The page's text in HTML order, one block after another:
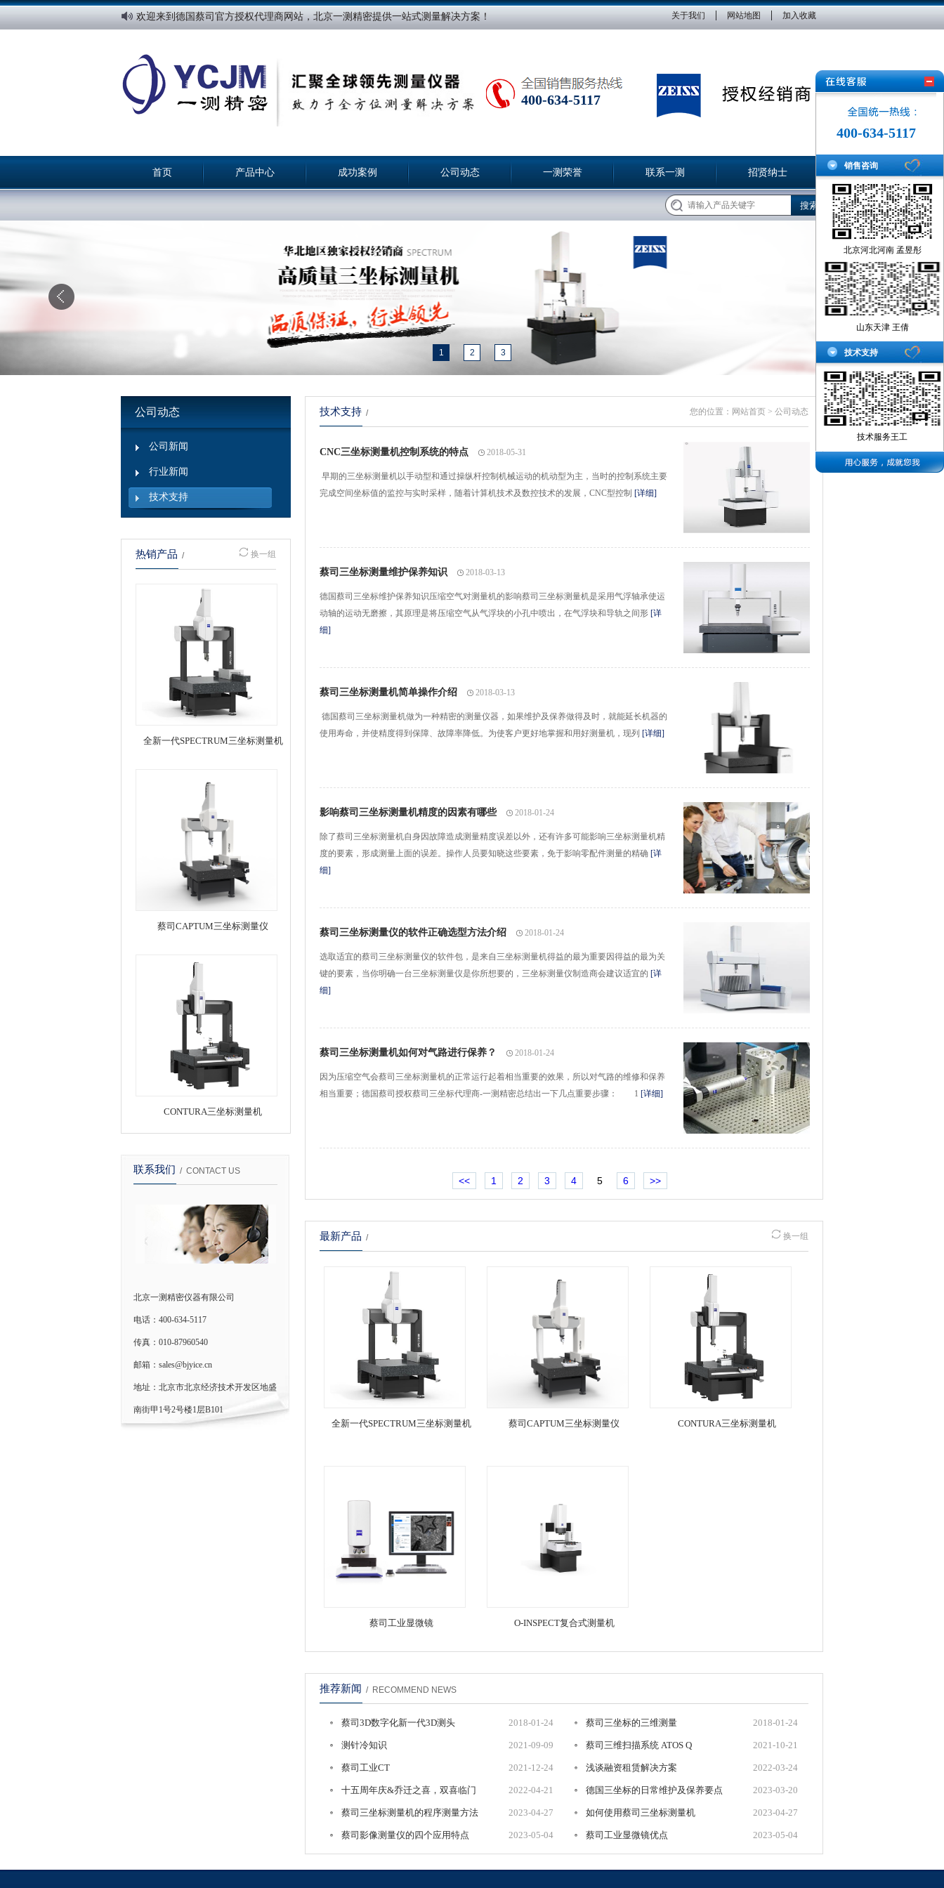
欢迎来到德国蔡司官方授权代理商网站，北京一测精密提供一站式测量解决方案！ 关于我们 | 网站地图 | 加入收藏
400-634-5117
首页 产品中心 成功案例 公司动态 一测荣誉 联系一测 招贤纳士
1 2 3
公司动态
公司新闻
行业新闻
技术支持
热销产品 / 换一组
全新一代SPECTRUM三坐标测量机
蔡司CAPTUM三坐标测量仪
CONTURA三坐标测量机
联系我们 / CONTACT US
北京一测精密仪器有限公司
电话：400-634-5117
传真：010-87960540
邮箱：sales@bjyice.cn
地址：北京市北京经济技术开发区地盛
南街甲1号2号楼1层B101
技术支持 / 您的位置： 网站首页 > 公司动态
CNC三坐标测量机控制系统的特点 2018-05-31
早期的三坐标测量机以手动型和通过操纵杆控制机械运动的机动型为主，当时的控制系统主要
完成空间坐标值的监控与实时采样，随着计算机技术及数控技术的发展，CNC型控制 [详细]
蔡司三坐标测量维护保养知识 2018-03-13
德国蔡司三坐标维护保养知识压缩空气对测量机的影响蔡司三坐标测量机是采用气浮轴承使运
动轴的运动无磨擦，其原理是将压缩空气从气浮块的小孔中喷出，在气浮块和导轨之间形 [详
细]
蔡司三坐标测量机简单操作介绍 2018-03-13
德国蔡司三坐标测量机做为一种精密的测量仪器，如果维护及保养做得及时，就能延长机器的
使用寿命，并使精度得到保障、故障率降低。为使客户更好地掌握和用好测量机，现列 [详细]
影响蔡司三坐标测量机精度的因素有哪些 2018-01-24
除了蔡司三坐标测量机自身因故障造成测量精度误差以外，还有许多可能影响三坐标测量机精
度的要素，形成测量上面的误差。操作人员要知晓这些要素，免于影响零配件测量的精确 [详
细]
蔡司三坐标测量仪的软件正确选型方法介绍 2018-01-24
选取适宜的蔡司三坐标测量仪的软件包，是来自三坐标测量机得益的最为重要因得益的最为关
键的要素，当你明确一台三坐标测量仪是你所想要的，三坐标测量仪制造商会建议适宜的 [详
细]
蔡司三坐标测量机如何对气路进行保养？ 2018-01-24
因为压缩空气会蔡司三坐标测量机的正常运行起着相当重要的效果，所以对气路的维修和保养
相当重要；德国蔡司授权蔡司三坐标代理商-一测精密总结出一下几点重要步骤： 1 [详细]
<< 1 2 3 4 5 6 >>
最新产品 / 换一组
全新一代SPECTRUM三坐标测量机 蔡司CAPTUM三坐标测量仪 CONTURA三坐标测量机
蔡司工业显微镜 O-INSPECT复合式测量机
推荐新闻 / RECOMMEND NEWS
蔡司3D数字化新一代3D测头
COMET®LƎD
2018-01-24 蔡司三坐标的三维测量 2018-01-24
测针冷知识 2021-09-09 蔡司三维扫描系统 ATOS Q 2021-10-21
蔡司工业CT 2021-12-24 浅谈融资租赁解决方案 2022-03-24
十五周年庆&乔迁之喜，双喜临门 2022-04-21 德国三坐标的日常维护及保养要点 2023-03-20
蔡司三坐标测量机的程序测量方法 2023-04-27 如何使用蔡司三坐标测量机 2023-04-27
蔡司影像测量仪的四个应用特点 2023-05-04 蔡司工业显微镜优点 2023-05-04
400-634-5117
销售咨询
北京河北河南 孟昱彤
山东天津 王倩
技术支持
技术服务王工